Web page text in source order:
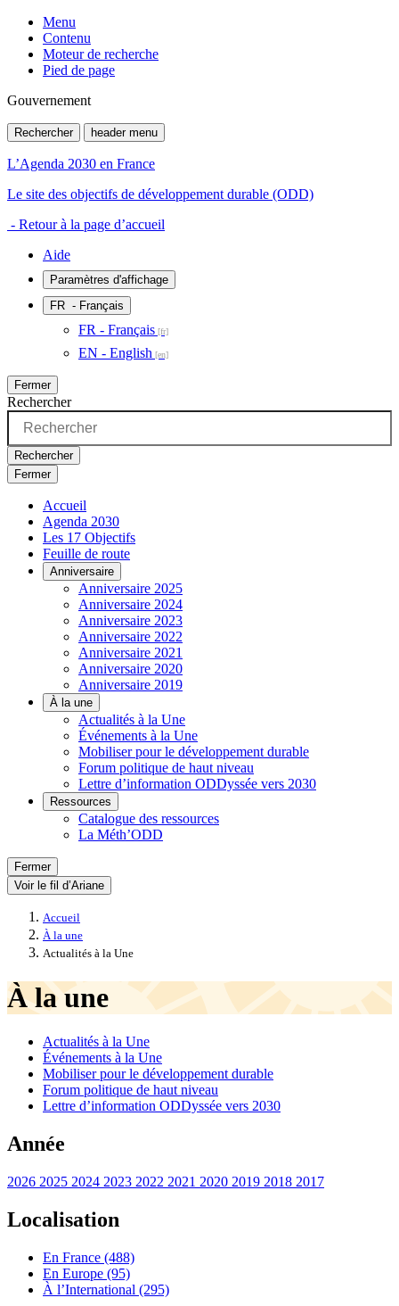
Menu
Contenu
Moteur de recherche
Pied de page
Gouvernement
Rechercher header menu
L’Agenda 2030 en France
Le site des objectifs de développement durable (ODD)
- Retour à la page d’accueil
Aide
Paramètres d'affichage
FR - Français
FR - Français
EN - English
Fermer
Rechercher
Rechercher
Fermer
Accueil
Agenda 2030
Les 17 Objectifs
Feuille de route
Anniversaire
Anniversaire 2025
Anniversaire 2024
Anniversaire 2023
Anniversaire 2022
Anniversaire 2021
Anniversaire 2020
Anniversaire 2019
À la une
Actualités à la Une
Événements à la Une
Mobiliser pour le développement durable
Forum politique de haut niveau
Lettre d’information ODDyssée vers 2030
Ressources
Catalogue des ressources
La Méth’ODD
Fermer
Voir le fil d’Ariane
Accueil
À la une
Actualités à la Une
À la une
Actualités à la Une
Événements à la Une
Mobiliser pour le développement durable
Forum politique de haut niveau
Lettre d’information ODDyssée vers 2030
Année
2026 2025 2024 2023 2022 2021 2020 2019 2018 2017
Localisation
En France (488)
En Europe (95)
À l’International (295)